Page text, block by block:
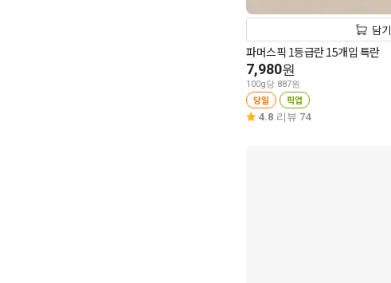
담기
파머스픽 1등급란 15개입 특란
7,980원
100g당 887원
당일 픽업
4.8 리뷰 74